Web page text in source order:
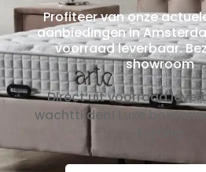
Profiteer van onze
aanbiedingen in
voorraad leverbaar.
showroom
Direct uit voorraad
wachttijden! Luxe